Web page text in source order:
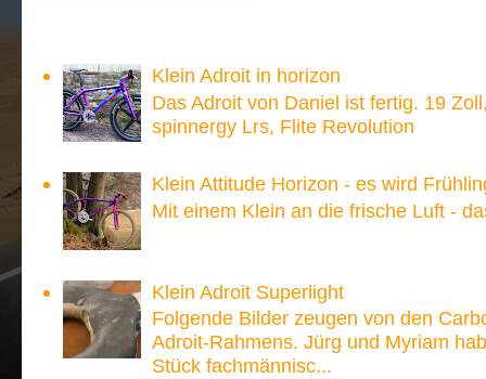
Klein Adroit in horizon
Das Adroit von Daniel ist fertig. 19
spinnergy Lrs, Flite Revolution
Klein Attitude Horizon - es wird
Mit einem Klein an die frische Luft -
Klein Adroit Superlight
Folgende Bilder zeugen von den
Adroit-Rahmens. Jürg und Myriam
Stück fachmännisc...